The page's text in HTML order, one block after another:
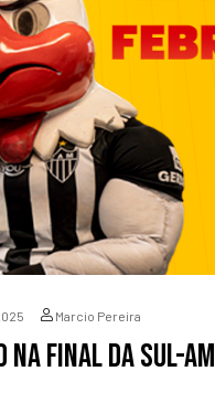
Marcio Pereira
na final da Sul-